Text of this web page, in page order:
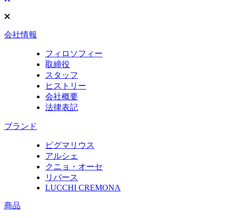
会社情報
フィロソフィー
取締役
スタッフ
ヒストリー
会社概要
法律表記
ブランド
ピグマリウス
アルシェ
クニョ・オーセ
リバース
LUCCHI CREMONA
商品